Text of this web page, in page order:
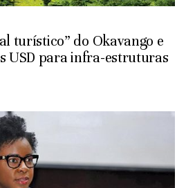
turístico” do Okavango e
USD para infra-estruturas